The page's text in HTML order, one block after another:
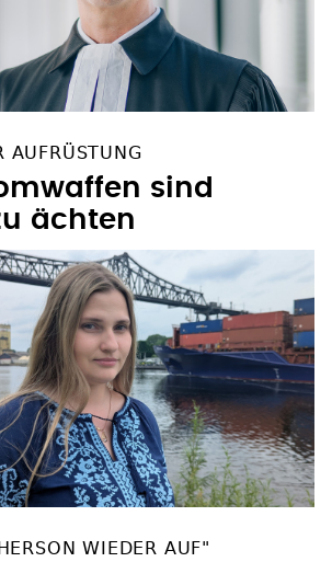
AUFRÜSTUNG
sind
ächten
WIEDER AUF"